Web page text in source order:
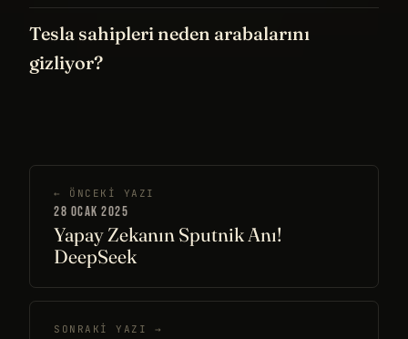
Tesla sahipleri neden arabalarını
gizliyor?
← ÖNCEKI YAZI
28 OCAK 2025
Yapay Zekanın Sputnik Anı!
DeepSeek
SONRAKI YAZI →